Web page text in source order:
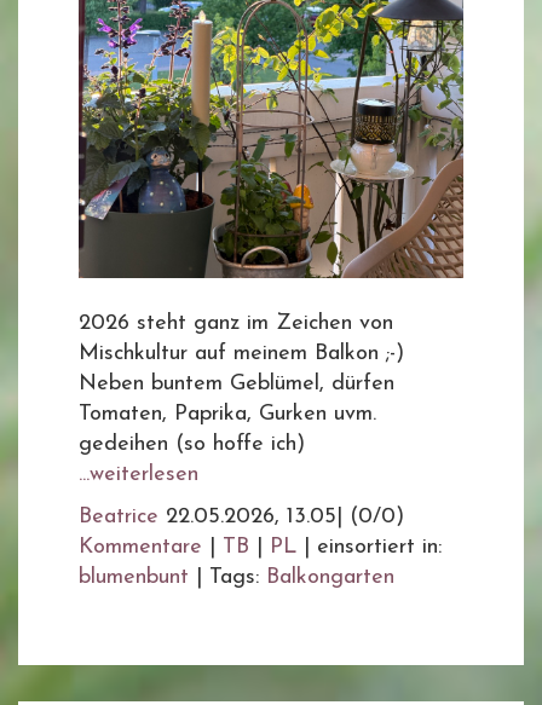
2026 steht ganz im Zeichen von
Mischkultur auf meinem Balkon ;-)
Neben buntem Geblümel, dürfen
Tomaten, Paprika, Gurken uvm.
gedeihen (so hoffe ich)
...weiterlesen
Beatrice 22.05.2026, 13.05
(0/0)
Kommentare
TB PL
einsortiert in:
blumenbunt
Tags: Balkongarten